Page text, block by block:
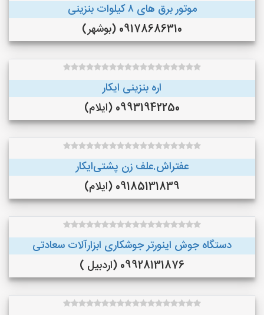
موتور برق های ٨ کیلوات بنزینی
09178686310 (بوشهر)
اره بنزینی ایکار
09931942250 (ایلام)
عفتراش.علف زن پشتی‌ایکار
09185131839 (ایلام)
دستگاه جوش اینورتر جوشکاری ابزارآلات سعادتی
09928131876 (اردبیل )